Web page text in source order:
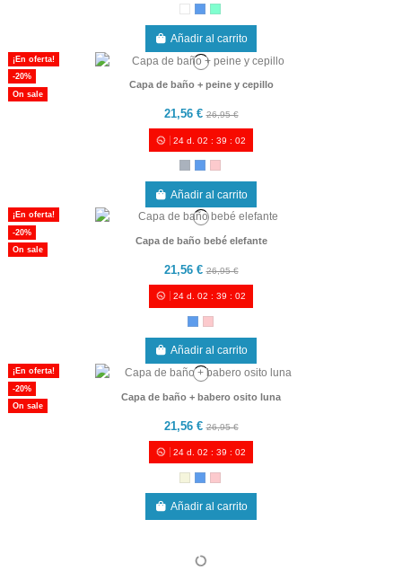
Añadir al carrito
¡En oferta!
-20%
On sale
Capa de baño + peine y cepillo
21,56 €26,95 €
24 d. 02 :39 :00
Añadir al carrito
¡En oferta!
-20%
On sale
Capa de baño bebé elefante
21,56 €26,95 €
24 d. 02 :39 :00
Añadir al carrito
¡En oferta!
-20%
On sale
Capa de baño + babero osito luna
21,56 €26,95 €
24 d. 02 :39 :00
Añadir al carrito